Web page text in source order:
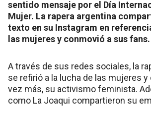
sentido mensaje por el Día
Mujer. La rapera argentina
texto en su Instagram en
las mujeres y conmovió a sus fans.
A través de sus redes sociales, la
se refirió a la lucha de las mujeres
vez más, su activismo feminista.
como La Joaqui compartieron su